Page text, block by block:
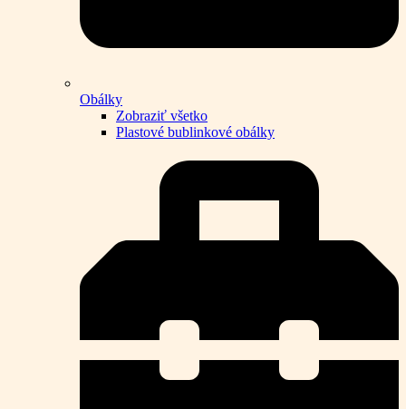
Obálky
Zobraziť všetko
Plastové bublinkové obálky